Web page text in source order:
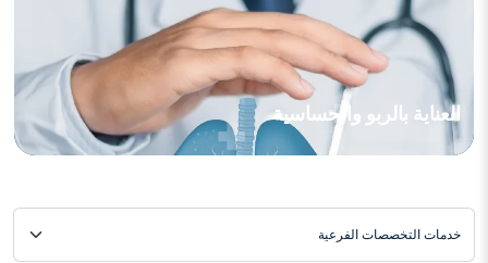
العناية بالربو والحساسية